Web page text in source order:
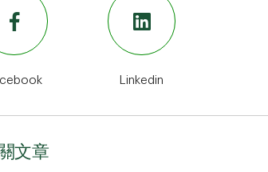
Linkedin
文章